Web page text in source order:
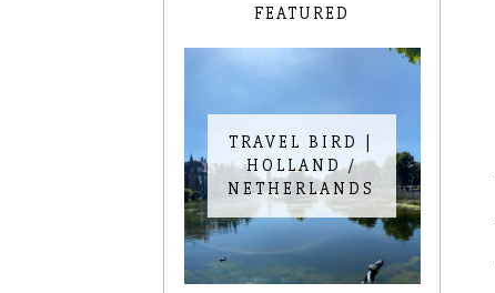
FEATURED
TRAVEL BIRD |
HOLLAND /
NETHERLANDS